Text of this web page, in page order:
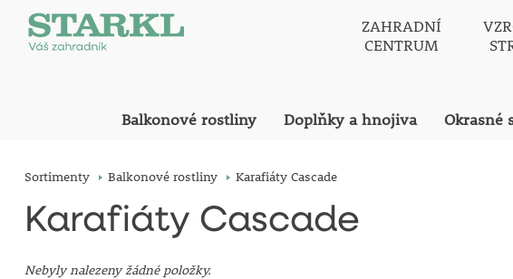
ZAHRADNÍ
CENTRUM
Balkonové rostliny Doplňky a hnojiva Okrasné
Sortimenty Balkonové rostliny Karafiáty Cascade
Karafiáty Cascade
Nebyly nalezeny žádné položky.